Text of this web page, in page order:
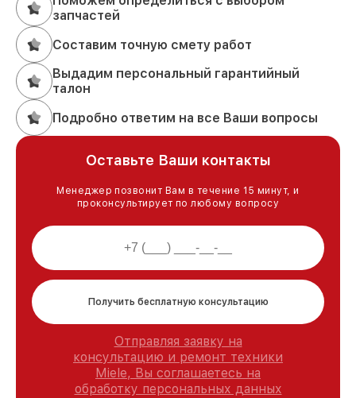
запчастей
Составим точную смету работ
Выдадим персональный гарантийный
талон
Подробно ответим на все Ваши вопросы
Оставьте Ваши контакты
Менеджер позвонит Вам в течение 15 минут, и
проконсультирует по любому вопросу
Получить бесплатную консультацию
Отправляя заявку на
консультацию и ремонт техники
Miele, Вы соглашаетесь на
обработку персональных данных